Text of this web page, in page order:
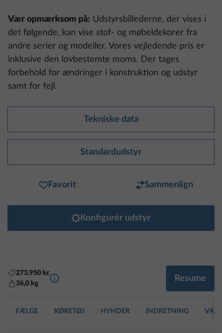
Vær opmærksom på: Udstyrsbillederne, der vises i
det følgende, kan vise stof- og møbeldekorer fra
andre serier og modeller. Vores vejledende pris er
inklusive den lovbestemte moms. Der tages
forbehold for ændringer i konstruktion og udstyr
samt for fejl.
Tekniske data
Standardudstyr
Favorit Sammenlign
Konfigurér udstyr
273.950 kr.
36,0 kg
Yderligere information Resume
FÆLGE KØRETØJ HYNDER INDRETNING